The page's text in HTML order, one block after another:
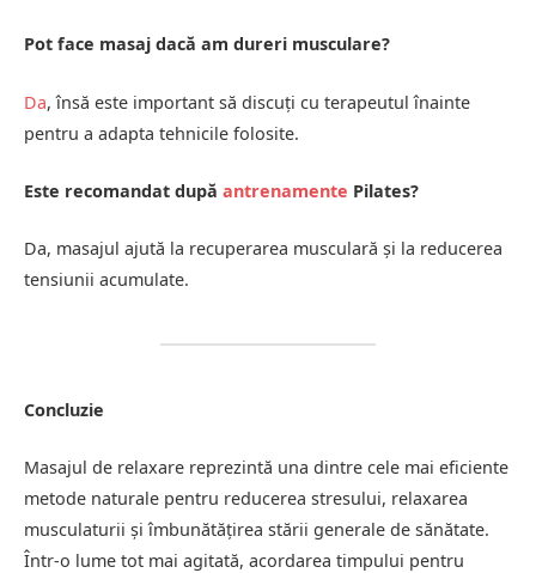
Pot face masaj dacă am dureri musculare?
Da, însă este important să discuți cu terapeutul înainte
pentru a adapta tehnicile folosite.
Este recomandat după antrenamente Pilates?
Da, masajul ajută la recuperarea musculară și la reducerea
tensiunii acumulate.
Concluzie
Masajul de relaxare reprezintă una dintre cele mai eficiente
metode naturale pentru reducerea stresului, relaxarea
musculaturii și îmbunătățirea stării generale de sănătate.
Într-o lume tot mai agitată, acordarea timpului pentru